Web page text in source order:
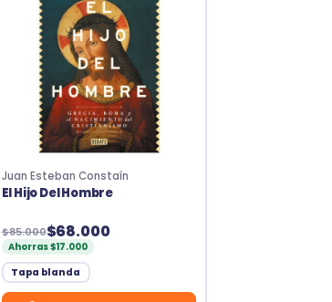
Juan Esteban Constaín
El Hijo Del Hombre
$85.000$68.000
Ahorras $17.000
Tapa blanda